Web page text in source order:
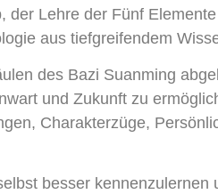
der Lehre der Fünf
aus tiefgreifendem
des Bazi Suanming
und Zukunft zu
Charakterzüge,
besser kennenzulernen